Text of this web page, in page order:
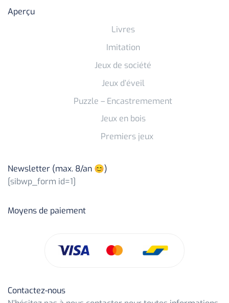
Aperçu
Livres
Imitation
Jeux de société
Jeux d’éveil
Puzzle – Encastremement
Jeux en bois
Premiers jeux
Newsletter (max. 8/an 😊)
[sibwp_form id=1]
Moyens de paiement
Contactez-nous